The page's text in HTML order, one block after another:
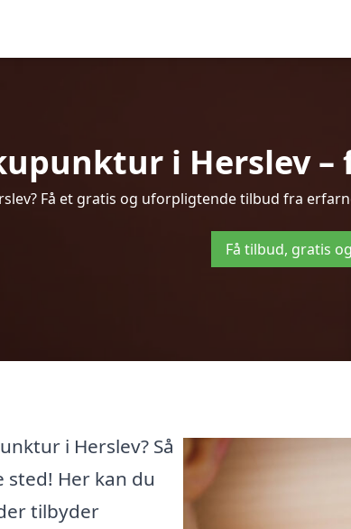
i Herslev
Få et gratis og uforpligtende tilbud fra
Få tilbud, gratis
i Herslev? Så
Her kan du
tilbyder